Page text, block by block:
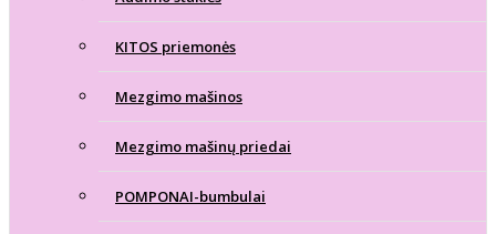
KITOS priemonės
Mezgimo mašinos
Mezgimo mašinų priedai
POMPONAI-bumbulai